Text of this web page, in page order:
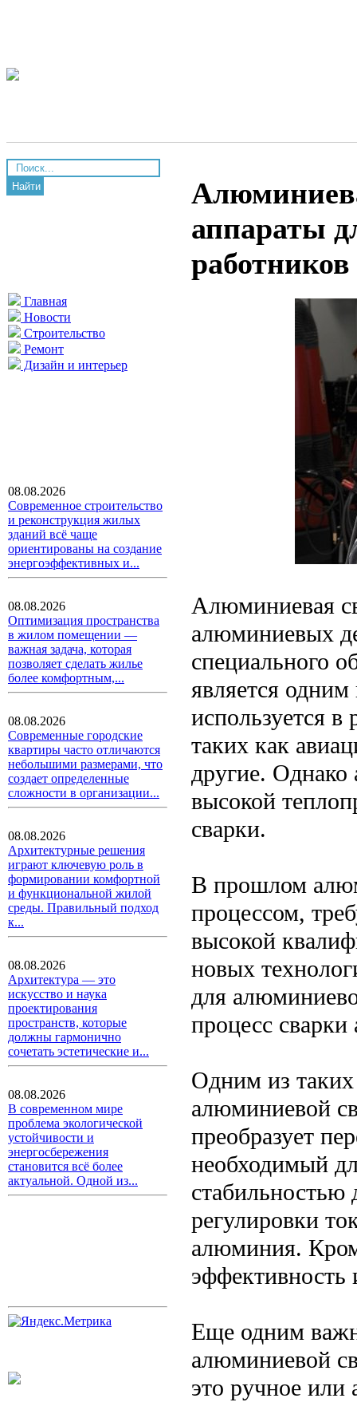
Найти
Главная
Новости
Строительство
Ремонт
Дизайн и интерьер
08.08.2026
Современное строительство
и реконструкция жилых
зданий всё чаще
ориентированы на создание
энергоэффективных и...
08.08.2026
Оптимизация пространства
в жилом помещении —
важная задача, которая
позволяет сделать жилье
более комфортным,...
08.08.2026
Современные городские
квартиры часто отличаются
небольшими размерами, что
создает определенные
сложности в организации...
08.08.2026
Архитектурные решения
играют ключевую роль в
формировании комфортной
и функциональной жилой
среды. Правильный подход
к...
08.08.2026
Архитектура — это
искусство и наука
проектирования
пространств, которые
должны гармонично
сочетать эстетические и...
08.08.2026
В современном мире
проблема экологической
устойчивости и
энергосбережения
становится всё более
актуальной. Одной из...
аппараты
работников
Алюминиевая
алюминиевых
специального
является
используется
таких как
другие. Однако
высокой
сварки.
В прошлом
процессом,
высокой
новых
для
процесс
Одним из таких
алюминиевой
преобразует
необходимый
стабильностью
регулировки
алюминия.
эффективность
Еще одним
алюминиевой
это ручное или